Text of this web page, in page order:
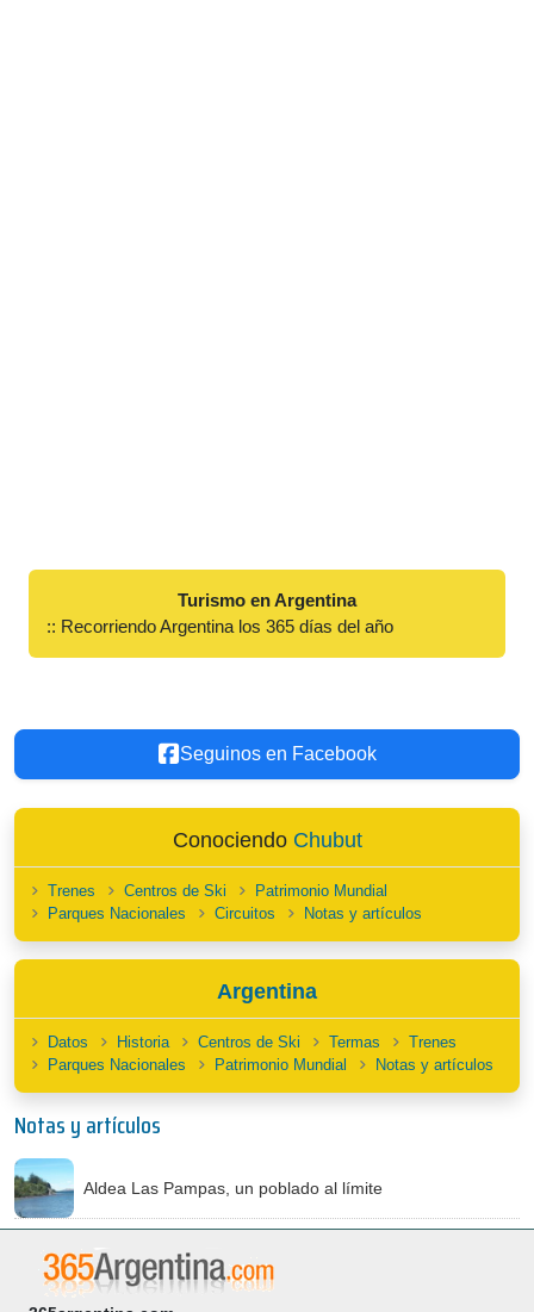
Turismo en Argentina
:: Recorriendo Argentina los 365 días del año
Seguinos en Facebook
Conociendo Chubut
Trenes Centros de Ski
Patrimonio Mundial
Parques Nacionales
Circuitos Notas y artículos
Argentina
Datos Historia Centros de Ski Termas
Trenes
Parques Nacionales
Patrimonio Mundial Notas y artículos
Notas y artículos
Aldea Las Pampas, un poblado al límite